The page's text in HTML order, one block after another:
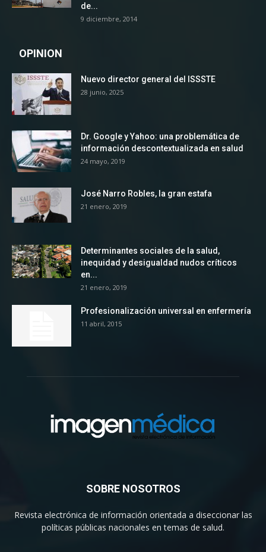
de...
9 diciembre, 2014
OPINION
Nuevo director general del ISSSTE
28 junio, 2025
Dr. Google y Yahoo: una problemática de
información descontextualizada en salud
24 mayo, 2019
José Narro Robles, la gran estafa
21 enero, 2019
Determinantes sociales de la salud,
inequidad y desigualdad nudos críticos
en...
21 enero, 2019
Profesionalización universal en enfermería
11 abril, 2015
SOBRE NOSOTROS
Revista electrónica de información orientada a diseccionar las
políticas públicas nacionales en temas de salud.